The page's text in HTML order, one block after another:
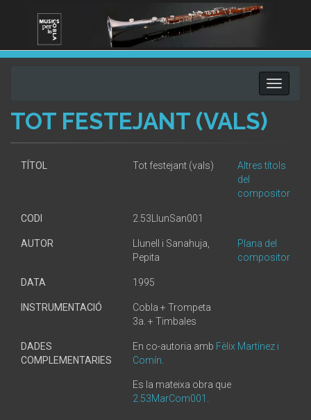
Toggle
TOT FESTEJANT (VALS)
TÍTOL Tot festejant (vals)
Altres títols
del
compositor
CODI 2.53LlunSan001
AUTOR
Llunell i Sanahuja,
Pepita
Plana del
compositor
DATA 1995
INSTRUMENTACIÓ
Cobla + Trompeta
3a. + Timbales
DADES
COMPLEMENTARIES
En co-autoria amb Fèlix Martínez i
Comín
Es la mateixa obra que
2.53MarCom001